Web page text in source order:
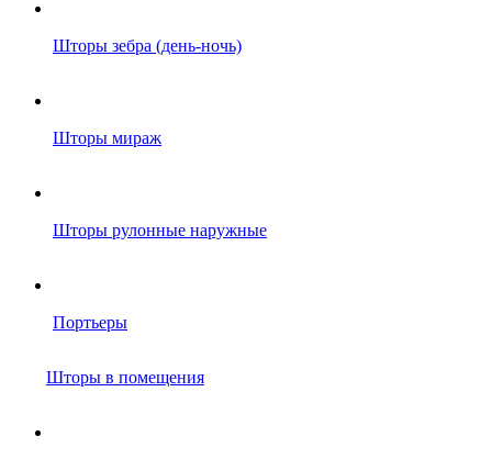
Шторы зебра (день-ночь)
Шторы мираж
Шторы рулонные наружные
Портьеры
Шторы в помещения